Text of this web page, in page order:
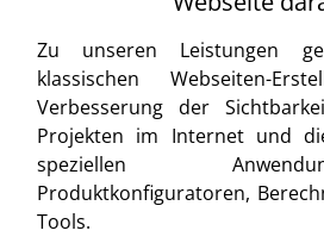
Zu unseren Leistungen
klassischen Webseiten-
Verbesserung der
Projekten im Internet und
speziellen
Produktkonfiguratoren,
Tools.